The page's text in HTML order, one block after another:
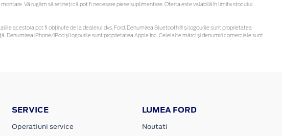
Vă rugăm să rețineți că pot fi necesare piese suplimentare. Oferta este valabilă în limita stocului
acestora pot fi obținute de la dealerul dvs. Ford. Denumirea Bluetooth® și logourile sunt proprietatea
Denumirea iPhone/iPod și logourile sunt proprietatea Apple Inc. Celelalte mărci și denumiri comerciale sunt
SERVICE
Operatiuni service
LUMEA FORD
Noutati